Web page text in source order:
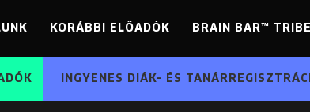
KORÁBBI ELŐADÓK BRAIN BAR™ TRIBE
INGYENES DIÁK- ÉS